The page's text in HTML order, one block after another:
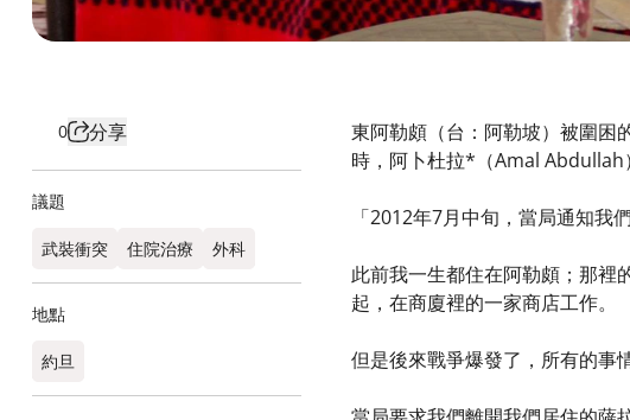
0 分享
議題
武裝衝突 住院治療 外科
地點
約旦
東阿勒頗（台：阿勒坡）被圍困
時，阿卜杜拉*（Amal Abdullah
「2012年7月中旬，當局通知我
此前我一生都住在阿勒頗；那裡
起，在商廈裡的一家商店工作。
但是後來戰爭爆發了，所有的事